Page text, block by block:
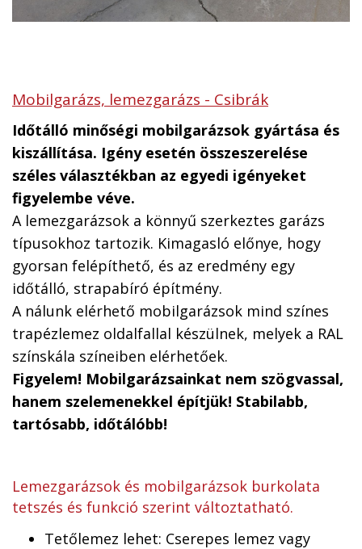
Mobilgarázs, lemezgarázs - Csibrák
Időtálló minőségi mobilgarázsok gyártása és
kiszállítása. Igény esetén összeszerelése
széles választékban az egyedi igényeket
figyelembe véve.
A lemezgarázsok a könnyű szerkeztes garázs
típusokhoz tartozik. Kimagasló előnye, hogy
gyorsan felépíthető, és az eredmény egy
időtálló, strapabíró építmény.
A nálunk elérhető mobilgarázsok mind színes
trapézlemez oldalfallal készülnek, melyek a RAL
színskála színeiben elérhetőek.
Figyelem! Mobilgarázsainkat nem szögvassal,
hanem szelemenekkel építjük! Stabilabb,
tartósabb, időtálóbb!
Lemezgarázsok és mobilgarázsok burkolata
tetszés és funkció szerint változtatható.
Tetőlemez lehet: Cserepes lemez vagy